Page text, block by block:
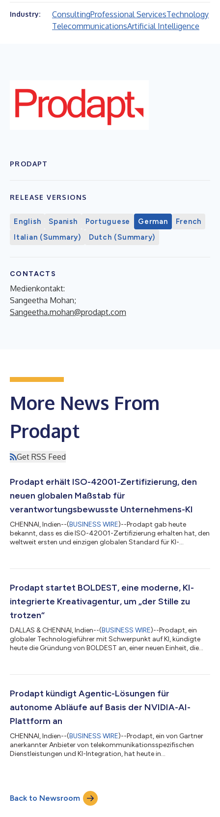
Industry: ConsultingProfessional ServicesTechnology
TelecommunicationsArtificial Intelligence
PRODAPT
RELEASE VERSIONS
English Spanish Portuguese German
French
Italian (Summary)
Dutch (Summary)
CONTACTS
Medienkontakt:
Sangeetha Mohan;
Sangeetha.mohan@prodapt.com
More News From
Prodapt
Get RSS Feed
Prodapt erhält ISO-42001-Zertifizierung, den
neuen globalen Maßstab für
verantwortungsbewusste Unternehmens-KI
CHENNAI, Indien--(BUSINESS WIRE)--Prodapt gab heute
bekannt, dass es die ISO-42001-Zertifizierung erhalten hat, den
weltweit ersten und einzigen globalen Standard für KI-
höheren Maßstab für die Bereitstellung sicherer, ethischer und
einen strengen Rahmen für die Steuerung von KI in den Bereichen
Strategie, Technolog...
Prodapt startet BOLDEST, eine moderne, KI-
integrierte Kreativagentur, um „der Stille zu
trotzen“
DALLAS & CHENNAI, Indien--(BUSINESS WIRE)--Prodapt, ein
globaler Technologieführer mit Schwerpunkt auf KI, kündigte
heute die Gründung von BOLDEST an, einer neuen Einheit, die
zurechtzufinden. An der Schnittstelle von Kunst und
um bahnbrechende Lösungen zu entwickeln, die messbare
Geschäftsergebnisse liefern. In de...
Prodapt kündigt Agentic-Lösungen für
autonome Abläufe auf Basis der NVIDIA-AI-
Plattform an
CHENNAI, Indien--(BUSINESS WIRE)--Prodapt, ein von Gartner
anerkannter Anbieter von telekommunikationsspezifischen
Dienstleistungen und KI-Integration, hat heute in
die NVIDIA-AI-Plattform, um für
Telekommunikationsunternehmen trainierte KI-Agenten zu
entwickeln und einzusetzen, die Vorhersagen treffen, Analysen
Back to Newsroom